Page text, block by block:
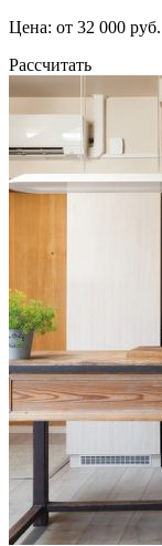
Цена: от 32 000 руб.
Рассчитать